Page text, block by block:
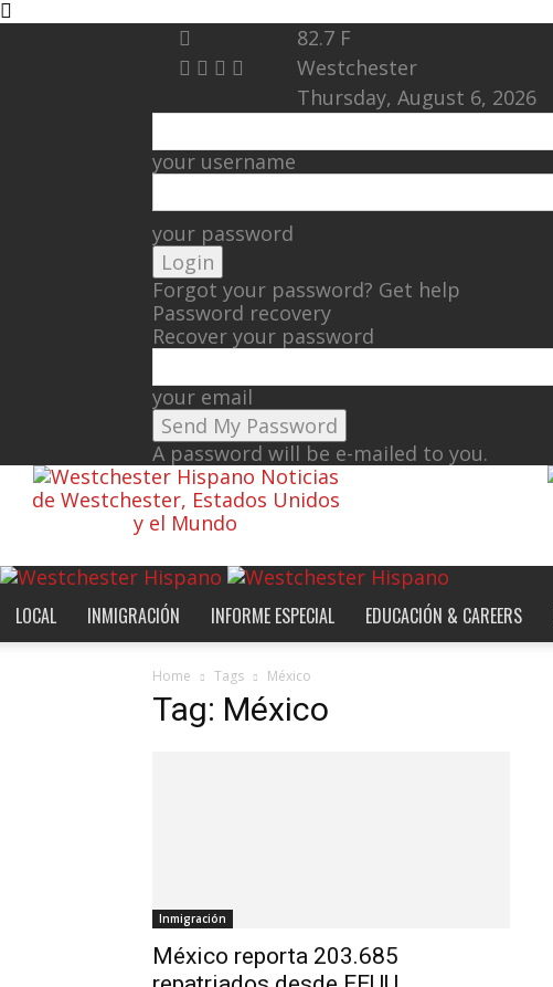
82.7 F
Westchester
Thursday, August 6, 2026
your username
your password
Forgot your password? Get help
Password recovery
Recover your password
your email
A password will be e-mailed to you.
Noticias
de Westchester, Estados Unidos
y el Mundo
LOCAL INMIGRACIÓN INFORME ESPECIAL EDUCACIÓN & CAREERS
Home Tags México
Tag: México
Inmigración
México reporta 203.685